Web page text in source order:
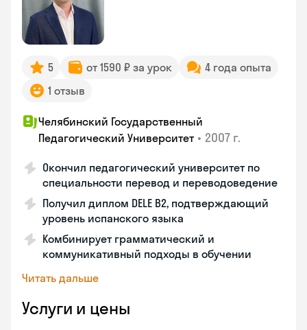
5 от 1590 ₽ за урок
4 года опыта
1 отзыв
Челябинский Государственный
Педагогический Университет • 2007 г.
Окончил педагогический университет по
специальности перевод и переводоведение
Получил диплом DELE B2, подтверждающий
уровень испанского языка
Комбинирует грамматический и
коммуникативный подходы в обучении
Читать дальше
Услуги и цены